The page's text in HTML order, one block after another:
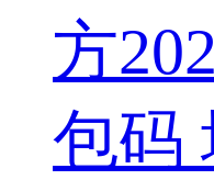
方
包码